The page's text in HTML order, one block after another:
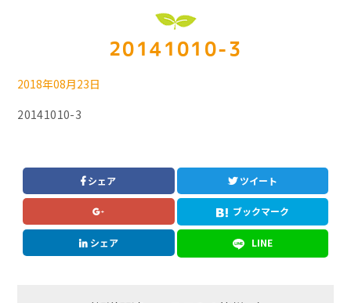
20141010-3
2018年08月23日
20141010-3
シェア ツイート
ブックマーク
シェア LINE